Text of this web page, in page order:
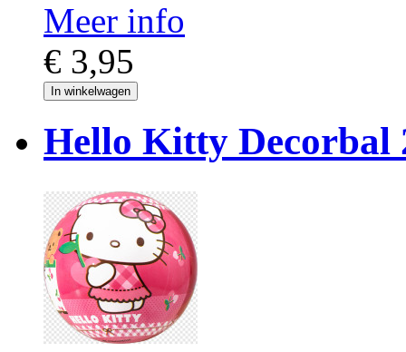
Meer info
€ 3,95
In winkelwagen
Hello Kitty Decorbal